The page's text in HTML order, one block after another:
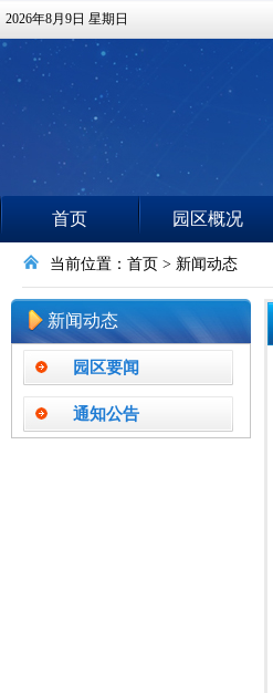
2026年8月9日 星期日
首页 园区概况
当前位置： 首页 > 新闻动态
新闻动态
园区要闻
通知公告